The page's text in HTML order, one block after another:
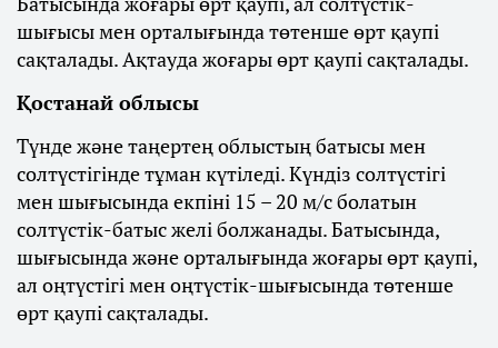
шығысы мен орталығында төтенше өрт қаупі
сақталады. Ақтауда жоғары өрт қаупі сақталады.
Қостанай облысы
Түнде және таңертең облыстың батысы мен
солтүстігінде тұман күтіледі. Күндіз солтүстігі
мен шығысында екпіні 15 – 20 м/с болатын
солтүстік-батыс желі болжанады. Батысында,
шығысында және орталығында жоғары өрт қаупі,
ал оңтүстігі мен оңтүстік-шығысында төтенше
өрт қаупі сақталады.